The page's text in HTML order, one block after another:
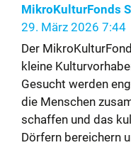
MikroKulturFonds
29. März 2026 7:44
Der
kleine
Gesucht werden
die Menschen
schaffen und das
Dörfern bereichern